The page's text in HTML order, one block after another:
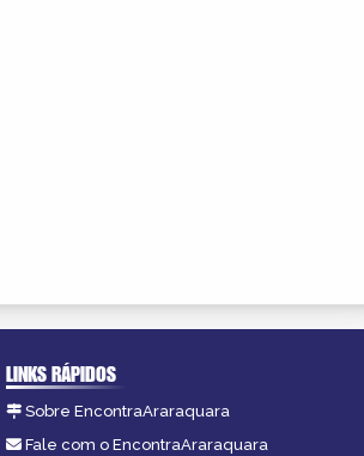
LINKS RÁPIDOS
Sobre EncontraAraraquara
Fale com o EncontraAraraquara